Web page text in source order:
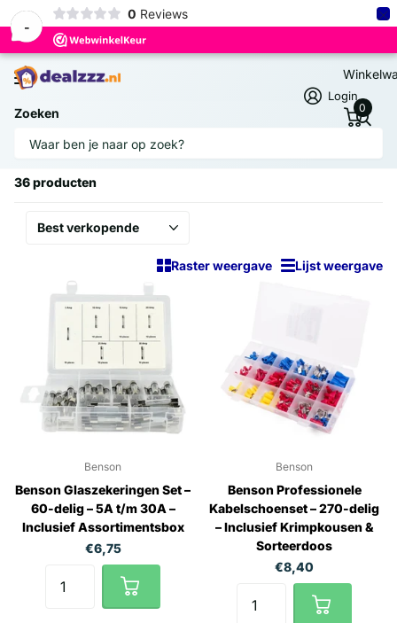
-
0 Reviews ×
Zoeken
Login
0
Homepage
Auto-Elektronica
36 producten
Raster weergave Lijst weergave
Benson
Benson Glaszekeringen Set –
60-delig – 5A t/m 30A –
Inclusief Assortimentsbox
€6,75
Benson
Benson Professionele
Kabelschoenset – 270-delig
– Inclusief Krimpkousen &
Sorteerdoos
€8,40